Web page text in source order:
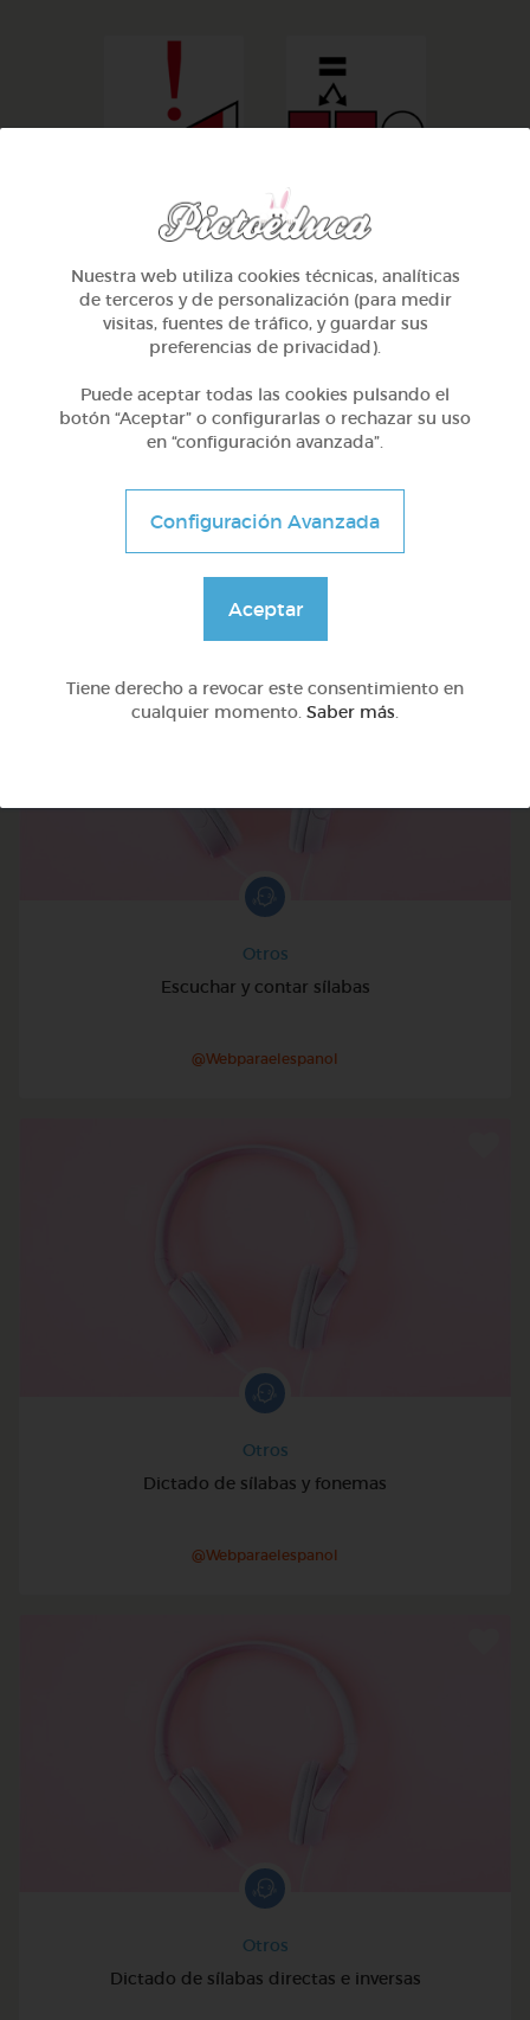
muy
.
TAMBIÉN TE PUEDE INTERESAR
Otros
Escuchar y contar sílabas
@Webparaelespanol
Otros
Dictado de sílabas y fonemas
@Webparaelespanol
Otros
Dictado de sílabas directas e inversas
Nuestra web utiliza cookies técnicas, analíticas
de terceros y de personalización (para medir
visitas, fuentes de tráfico, y guardar sus
preferencias de privacidad).
Puede aceptar todas las cookies pulsando el
botón “Aceptar” o configurarlas o rechazar su uso
en “configuración avanzada”.
Configuración Avanzada
Aceptar
Tiene derecho a revocar este consentimiento en
cualquier momento. Saber más.